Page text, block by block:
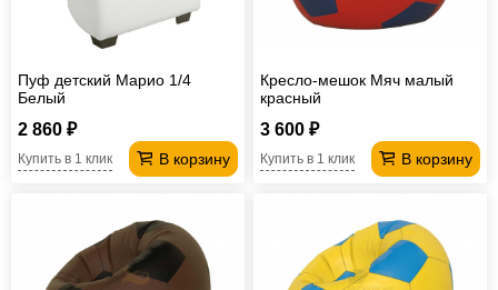
Пуф детский Марио 1/4
Белый
2 860 ₽
В корзину
Купить в 1 клик
Кресло-мешок Мяч малый
красный
3 600 ₽
В корзину
Купить в 1 клик